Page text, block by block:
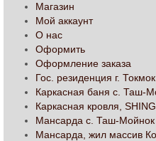
Магазин
Мой аккаунт
О нас
Оформить
Оформление заказа
Гос. резиденция г. Токмок
Каркасная баня с. Таш-
Каркасная кровля,
Мансарда с. Таш-Мойнок
Мансарда, жил массив